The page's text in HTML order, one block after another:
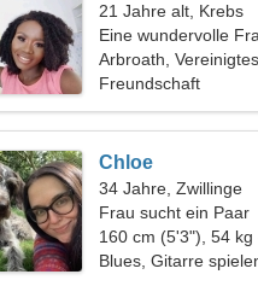
21 Jahre alt, Krebs
Eine wundervolle
Arbroath,
Freundschaft
Chloe
34 Jahre, Zwillinge
Frau sucht ein Paar
160 cm (5'3"), 54 kg
Blues, Gitarre